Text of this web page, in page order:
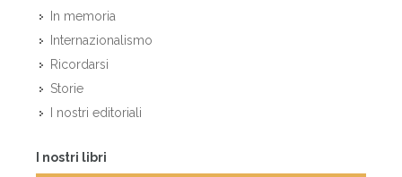
In memoria
Internazionalismo
Ricordarsi
Storie
I nostri editoriali
I nostri libri